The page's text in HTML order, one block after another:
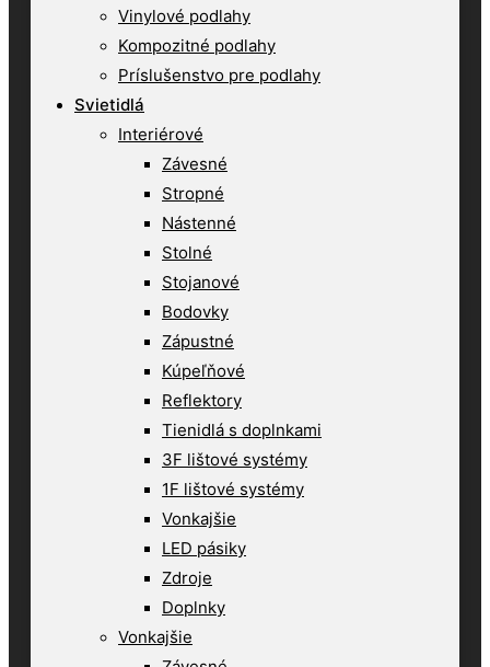
Vinylové podlahy
Kompozitné podlahy
Príslušenstvo pre podlahy
Svietidlá
Interiérové
Závesné
Stropné
Nástenné
Stolné
Stojanové
Bodovky
Zápustné
Kúpeľňové
Reflektory
Tienidlá s doplnkami
3F lištové systémy
1F lištové systémy
Vonkajšie
LED pásiky
Zdroje
Doplnky
Vonkajšie